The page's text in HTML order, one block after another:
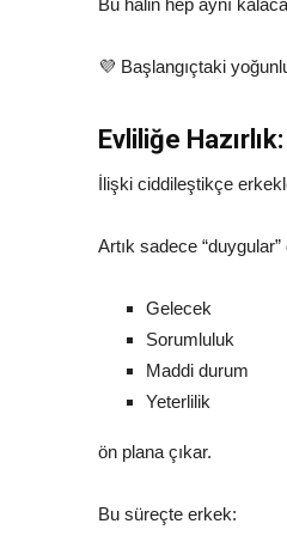
Bu halin hep aynı
💜 Başlangıçtaki
Evliliğe
İlişki ciddileştikçe
Artık sadece “duygular”
Gelecek
Sorumluluk
Maddi durum
Yeterlilik
ön plana çıkar.
Bu süreçte erkek: